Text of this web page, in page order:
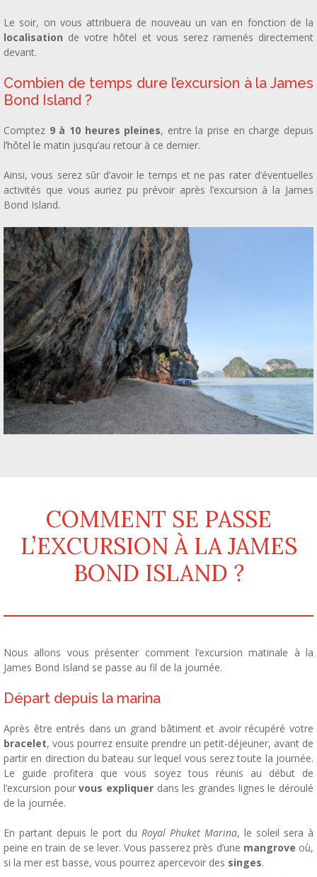
Le soir, on vous attribuera de nouveau un van en fonction de la
localisation de votre hôtel et vous serez ramenés directement
devant.
Combien de temps dure l’excursion à la James
Bond Island ?
Comptez 9 à 10 heures pleines, entre la prise en charge depuis
l’hôtel le matin jusqu’au retour à ce dernier.
Ainsi, vous serez sûr d’avoir le temps et ne pas rater d’éventuelles
activités que vous auriez pu prévoir après l’excursion à la James
Bond Island.
COMMENT SE PASSE
L’EXCURSION À LA JAMES
BOND ISLAND ?
Nous allons vous présenter comment l’excursion matinale à la
James Bond Island se passe au fil de la journée.
Départ depuis la marina
Après être entrés dans un grand bâtiment et avoir récupéré votre
bracelet, vous pourrez ensuite prendre un petit-déjeuner, avant de
partir en direction du bateau sur lequel vous serez toute la journée.
Le guide profitera que vous soyez tous réunis au début de
l’excursion pourvous expliquer dans les grandes lignes le déroulé
de la journée.
En partant depuis le port du Royal Phuket Marina, le soleil sera à
peine en train de se lever. Vous passerez près d’une mangrove où,
si la mer est basse, vous pourrez apercevoir des singes.